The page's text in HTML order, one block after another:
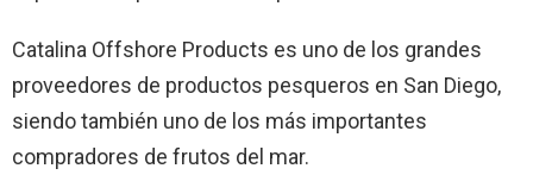
Catalina Offshore Products es uno de los grandes
proveedores de productos pesqueros en San Diego,
siendo también uno de los más importantes
compradores de frutos del mar.